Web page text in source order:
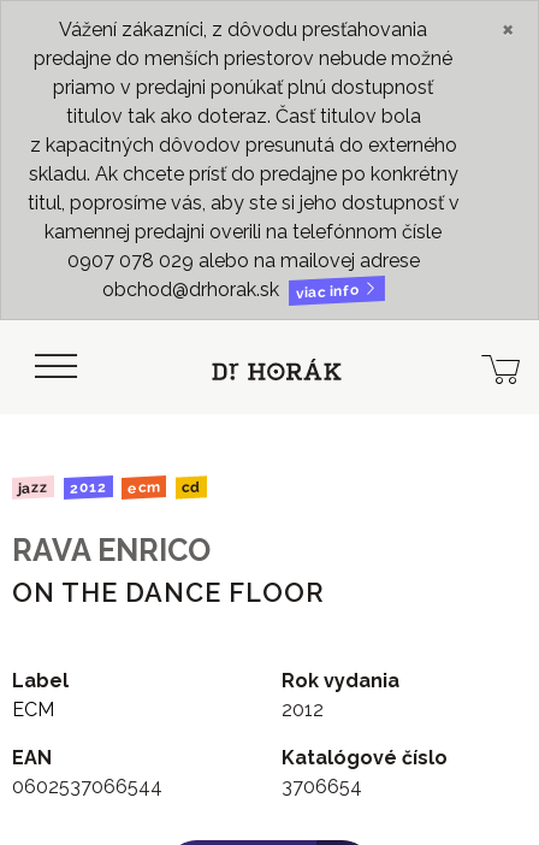
Vážení zákazníci, z dôvodu presťahovania
predajne do menších priestorov nebude možné
priamo v predajni ponúkať plnú dostupnosť
titulov tak ako doteraz. Časť titulov bola
z kapacitných dôvodov presunutá do externého
skladu. Ak chcete prísť do predajne po konkrétny
titul, poprosíme vás, aby ste si jeho dostupnosť v
kamennej predajni overili na telefónnom čísle
0907 078 029 alebo na mailovej adrese
obchod@drhorak.sk
viac info
×
jazz 2012 ecm cd
RAVA ENRICO
ON THE DANCE FLOOR
Label
ECM
Rok vydania
2012
EAN
0602537066544
Katalógové číslo
3706654